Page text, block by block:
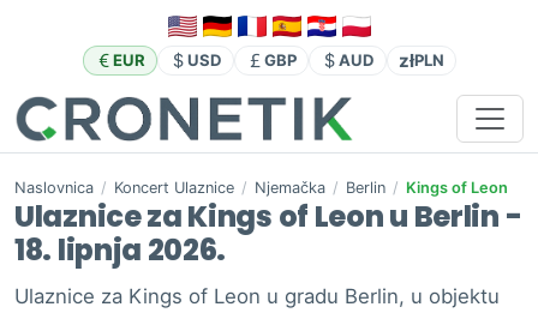
EUR USD GBP AUD złPLN
Naslovnica / Koncert Ulaznice / Njemačka / Berlin / Kings of Leon
Ulaznice za Kings of Leon u Berlin -
18. lipnja 2026.
Ulaznice za Kings of Leon u gradu Berlin, u objektu